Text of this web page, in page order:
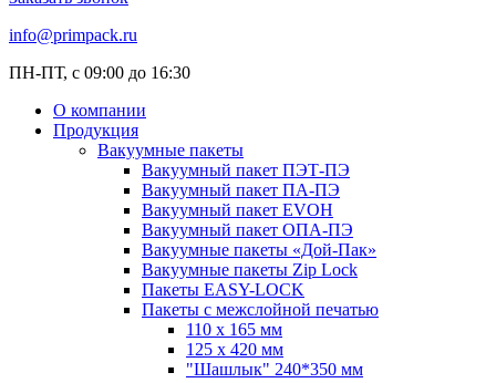
info@primpack.ru
ПН-ПТ, с 09:00 до 16:30
О компании
Продукция
Вакуумные пакеты
Вакуумный пакет ПЭТ-ПЭ
Вакуумный пакет ПА-ПЭ
Вакуумный пакет EVOH
Вакуумный пакет ОПА-ПЭ
Вакуумные пакеты «Дой-Пак»
Вакуумные пакеты Zip Lock
Пакеты EASY-LOCK
Пакеты с межслойной печатью
110 x 165 мм
125 x 420 мм
"Шашлык" 240*350 мм